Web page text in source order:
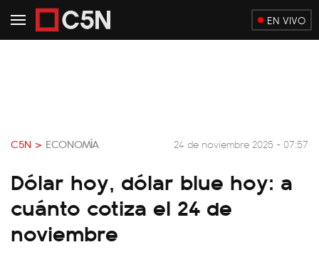
EN VIVO
C5N > ECONOMÍA 24 de noviembre 2025 - 07:57
Dólar hoy, dólar blue hoy: a
cuánto cotiza el 24 de
noviembre